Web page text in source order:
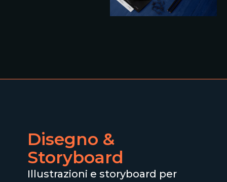
Disegno &
Storyboard
Illustrazioni e storyboard per